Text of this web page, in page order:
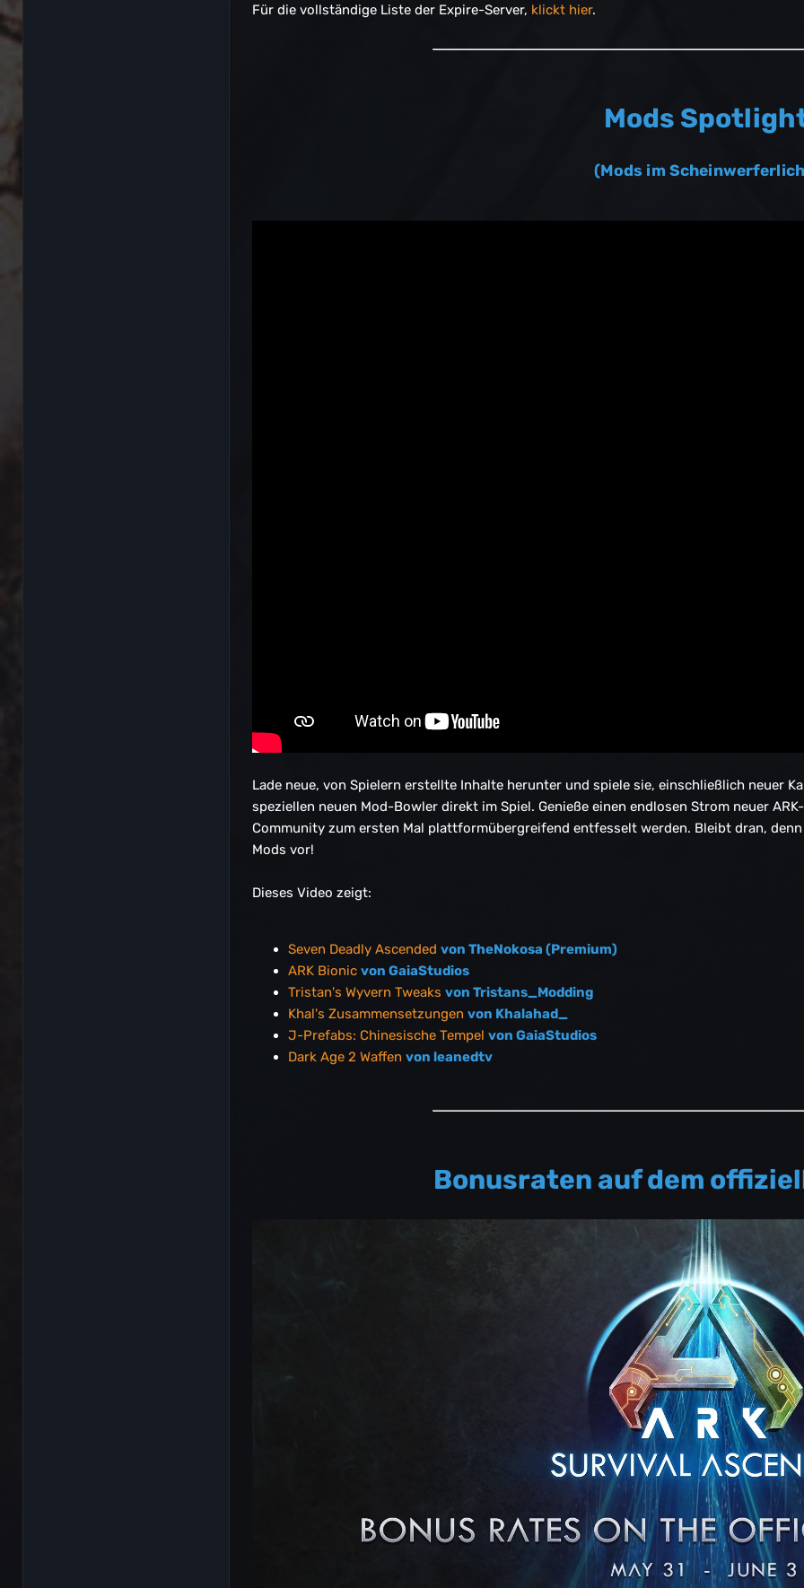
Für die vollständige Liste der Expire-Server, klickt hier.
Mods
(Mods im
Lade neue, von Spielern erstellte Inhalte herunter und spiele sie, einschließlich neuer
speziellen neuen Mod-Bowler direkt im Spiel. Genieße einen endlosen Strom neuer
Community zum ersten Mal plattformübergreifend entfesselt werden. Bleibt dran,
Mods vor!
Dieses Video zeigt:
Seven Deadly Ascended von TheNokosa (Premium)
ARK Bionic von GaiaStudios
Tristan's Wyvern Tweaks von Tristans_Modding
Khal's Zusammensetzungen von Khalahad_
J-Prefabs: Chinesische Tempel von GaiaStudios
Dark Age 2 Waffen von leanedtv
Bonusraten auf dem